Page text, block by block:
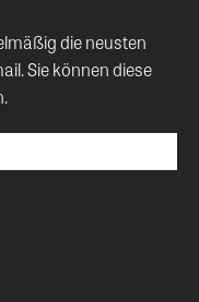
die neusten
Sie können diese